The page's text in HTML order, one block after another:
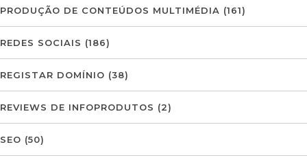
PRODUÇÃO DE CONTEÚDOS MULTIMÉDIA (161)
REDES SOCIAIS (186)
REGISTAR DOMÍNIO (38)
REVIEWS DE INFOPRODUTOS (2)
SEO (50)